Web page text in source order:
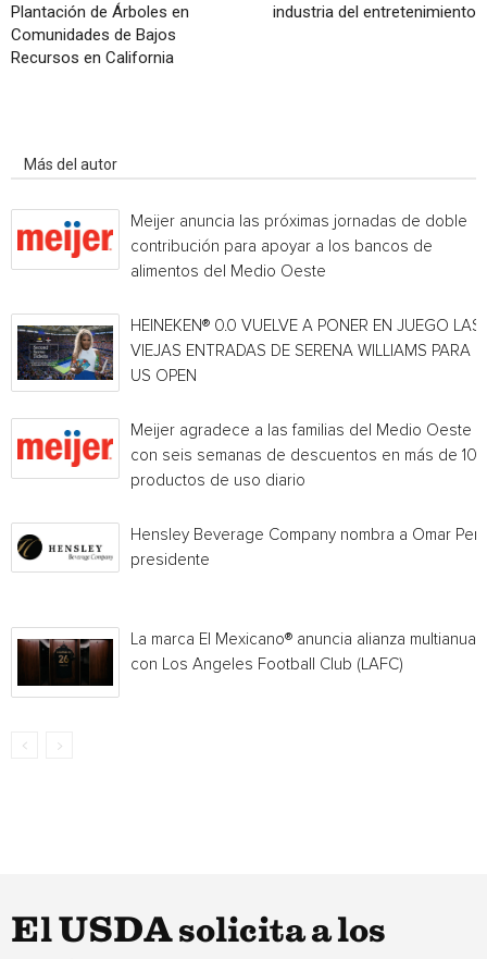
Plantación de Árboles en
Comunidades de Bajos
Recursos en California
industria del entretenimiento
Más del autor
Meijer anuncia las próximas jornadas de doble
contribución para apoyar a los bancos de
alimentos del Medio Oeste
HEINEKEN® 0.0 VUELVE A PONER EN JUEGO LAS
VIEJAS ENTRADAS DE SERENA WILLIAMS PARA
US OPEN
Meijer agradece a las familias del Medio Oeste
con seis semanas de descuentos en más de
productos de uso diario
Hensley Beverage Company nombra a Omar
presidente
La marca El Mexicano® anuncia alianza multianual
con Los Angeles Football Club (LAFC)
El USDA solicita a los